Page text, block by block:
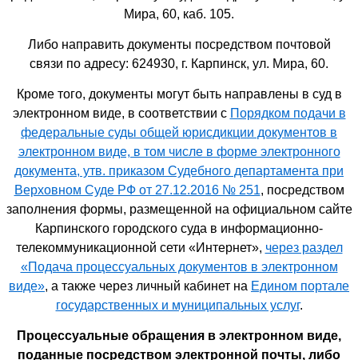
Мира, 60, каб. 105.
Либо направить документы посредством почтовой
связи по адресу: 624930, г. Карпинск, ул. Мира, 60.
Кроме того, документы могут быть направлены в суд в
электронном виде, в соответствии с Порядком подачи в
федеральные суды общей юрисдикции документов в
электронном виде, в том числе в форме электронного
документа, утв. приказом Судебного департамента при
Верховном Суде РФ от 27.12.2016 № 251, посредством
заполнения формы, размещенной на официальном сайте
Карпинского городского суда в информационно-
телекоммуникационной сети «Интернет», через раздел
«Подача процессуальных документов в электронном
виде», а также через личный кабинет на Едином портале
государственных и муниципальных услуг.
Процессуальные обращения в электронном виде,
поданные посредством электронной почты, либо